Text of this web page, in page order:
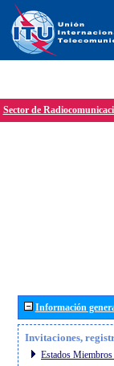
Sector de
Información
Invitaciones,
Estados